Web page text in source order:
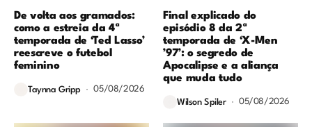
De volta aos gramados:
como a estreia da 4ª
temporada de ‘Ted Lasso’
reescreve o futebol
feminino
Taynna Gripp 05/08/2026
Final explicado do
episódio 8 da 2ª
temporada de ‘X-Men
’97’: o segredo de
Apocalipse e a aliança
que muda tudo
Wilson Spiler 05/08/2026